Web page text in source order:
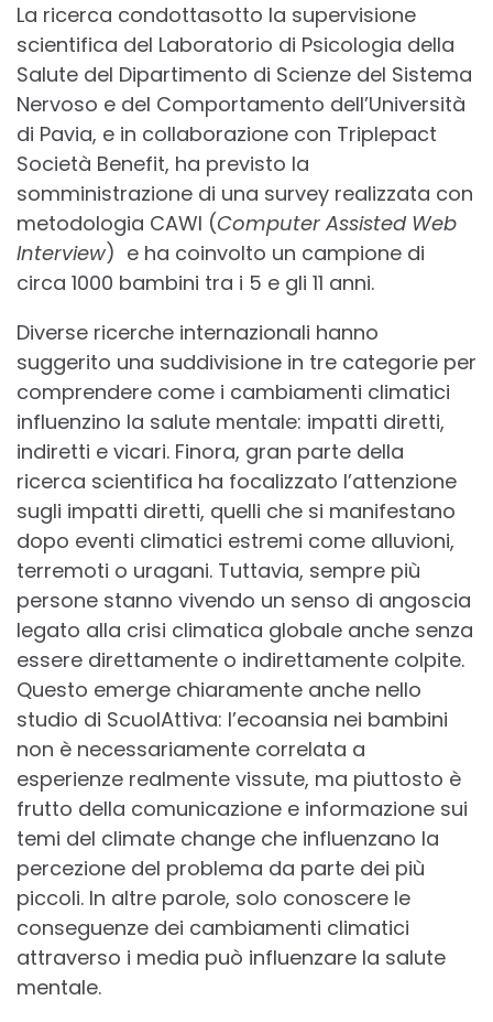
La ricerca condottasotto la supervisione
scientifica del Laboratorio di Psicologia della
Salute del Dipartimento di Scienze del Sistema
Nervoso e del Comportamento dell’Università
di Pavia, e in collaborazione con Triplepact
Società Benefit, ha previsto la
somministrazione di una survey realizzata con
metodologia CAWI (Computer Assisted Web
Interview) e ha coinvolto un campione di
circa 1000 bambini tra i 5 e gli 11 anni.
Diverse ricerche internazionali hanno
suggerito una suddivisione in tre categorie per
comprendere come i cambiamenti climatici
influenzino la salute mentale: impatti diretti,
indiretti e vicari. Finora, gran parte della
ricerca scientifica ha focalizzato l’attenzione
sugli impatti diretti, quelli che si manifestano
dopo eventi climatici estremi come alluvioni,
terremoti o uragani. Tuttavia, sempre più
persone stanno vivendo un senso di angoscia
legato alla crisi climatica globale anche senza
essere direttamente o indirettamente colpite.
Questo emerge chiaramente anche nello
studio di ScuolAttiva: l’ecoansia nei bambini
non è necessariamente correlata a
esperienze realmente vissute, ma piuttosto è
frutto della comunicazione e informazione sui
temi del climate change che influenzano la
percezione del problema da parte dei più
piccoli. In altre parole, solo conoscere le
conseguenze dei cambiamenti climatici
attraverso i media può influenzare la salute
mentale.